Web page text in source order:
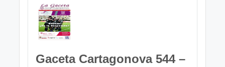
Gaceta Cartagonova 544 –